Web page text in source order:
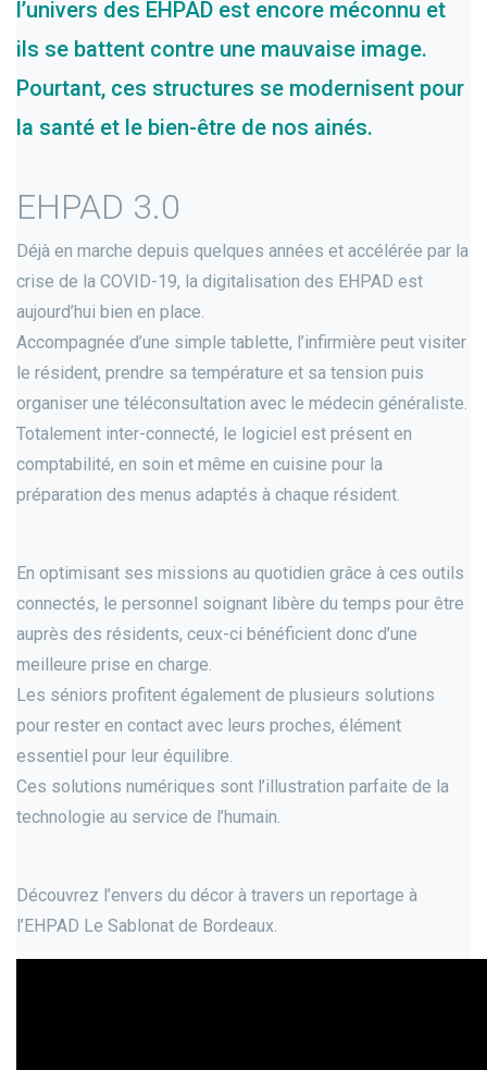
l’univers des EHPAD est encore méconnu et
ils se battent contre une mauvaise image.
Pourtant, ces structures se modernisent pour
la santé et le bien-être de nos ainés.
EHPAD 3.0
Déjà en marche depuis quelques années et accélérée par la
crise de la COVID-19, la digitalisation des EHPAD est
aujourd’hui bien en place.
Accompagnée d’une simple tablette, l’infirmière peut visiter
le résident, prendre sa température et sa tension puis
organiser une téléconsultation avec le médecin généraliste.
Totalement inter-connecté, le logiciel est présent en
comptabilité, en soin et même en cuisine pour la
préparation des menus adaptés à chaque résident.
En optimisant ses missions au quotidien grâce à ces outils
connectés, le personnel soignant libère du temps pour être
auprès des résidents, ceux-ci bénéficient donc d’une
meilleure prise en charge.
Les séniors profitent également de plusieurs solutions
pour rester en contact avec leurs proches, élément
essentiel pour leur équilibre.
Ces solutions numériques sont l’illustration parfaite de la
technologie au service de l’humain.
Découvrez l’envers du décor à travers un reportage à
l’EHPAD Le Sablonat de Bordeaux.